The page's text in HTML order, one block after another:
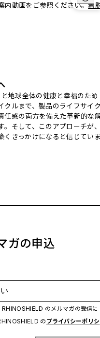
内動画をご参照ください。着
地球全体の健康と幸福のため
クルまで、製品のライフサイ
任感の両方を備えた革新的な
。そして、このアプローチが
くきっかけになると信じてい
ガの申込
のメルマガの受信に
の プライバシーポリシ